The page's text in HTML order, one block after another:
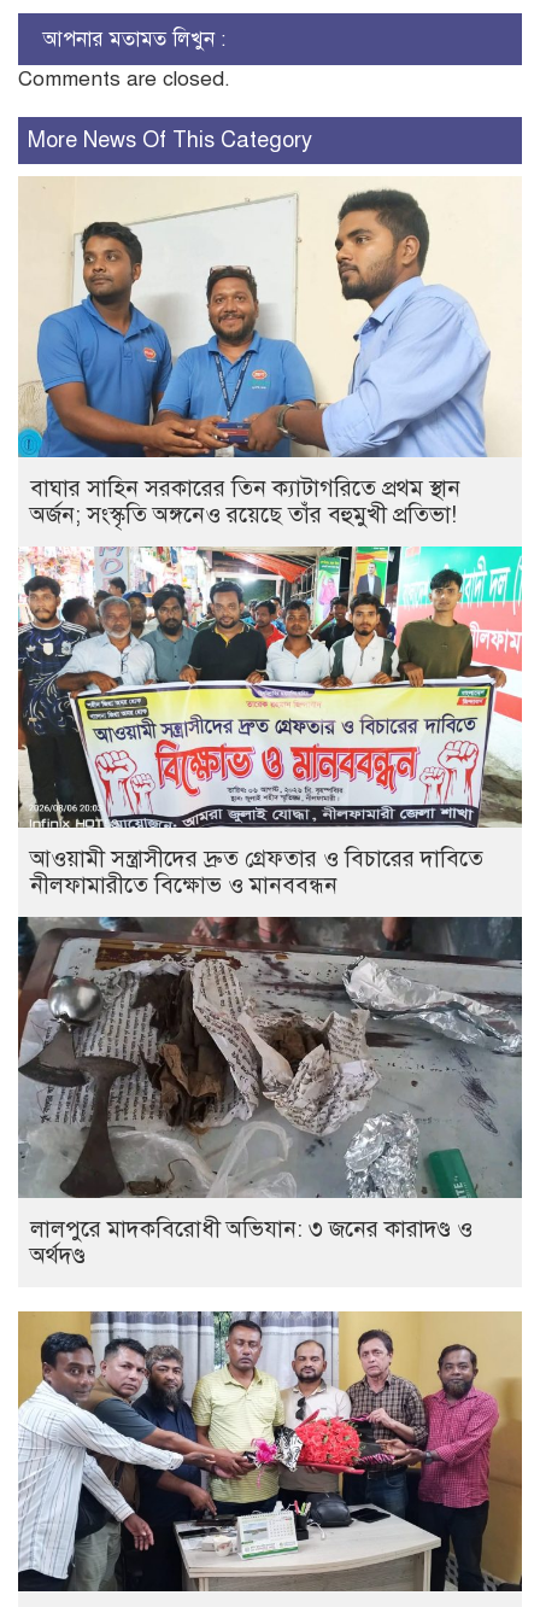
আপনার মতামত লিখুন :
Comments are closed.
More News Of This Category
বাঘার সাহিন সরকারের তিন ক্যাটাগরিতে প্রথম স্থান
অর্জন; সংস্কৃতি অঙ্গনেও রয়েছে তাঁর বহুমুখী প্রতিভা!
আওয়ামী সন্ত্রাসীদের দ্রুত গ্রেফতার ও বিচারের দাবিতে
নীলফামারীতে বিক্ষোভ ও মানববন্ধন
লালপুরে মাদকবিরোধী অভিযান: ৩ জনের কারাদণ্ড ও
অর্থদণ্ড